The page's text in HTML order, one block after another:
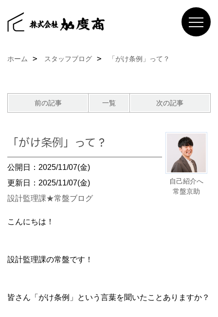
ホーム スタッフブログ 「がけ条例」って？
前の記事 一覧 次の記事
自己紹介へ
常盤京助
「がけ条例」って？
公開日：2025/11/07(金)
更新日：2025/11/07(金)
設計監理課★常盤ブログ
こんにちは！
設計監理課の常盤です！
皆さん「がけ条例」という言葉を聞いたことありますか？